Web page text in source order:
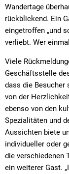
Wandertage
rückblickend. Ein
eingetroffen „und
verliebt. Wer
Viele
Geschäftsstelle
dass die Besucher
von der
ebenso von den
Spezialitäten und
Aussichten biete
individueller oder
die verschiedenen
ein weiterer Gast.